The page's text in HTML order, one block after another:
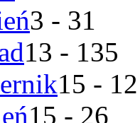
3 - 31
13 - 135
15 -
15 - 26